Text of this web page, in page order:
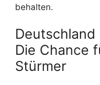
behalten.
Die Chance
Stürmer